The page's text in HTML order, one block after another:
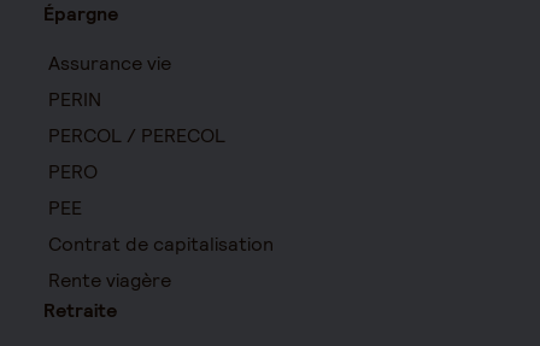
Épargne
Assurance vie
PERIN
PERCOL / PERECOL
PERO
PEE
Contrat de capitalisation
Rente viagère
Retraite